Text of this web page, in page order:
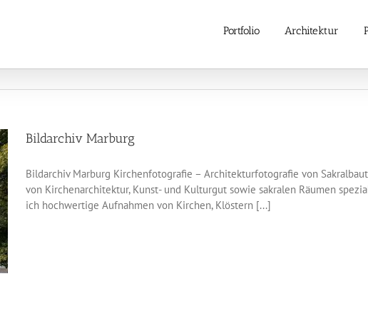
Portfolio Architektur
Bildarchiv Marburg
Bildarchiv Marburg Kirchenfotografie – Architekturfotografie von
von Kirchenarchitektur, Kunst- und Kulturgut sowie sakralen Räumen
ich hochwertige Aufnahmen von Kirchen, Klöstern [...]